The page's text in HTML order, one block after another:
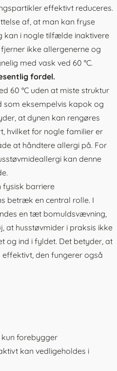
effektivt reduceres.
af, at man kan fryse
kan i nogle tilfælde inaktivere
ikke allergenerne og
med vask ved 60 °C.
fordel.
60 °C uden at miste struktur
som eksempelvis kapok og
at dynen kan rengøres
hvilket for nogle familier er
at håndtere allergi på. For
kan denne
barriere
betræk en central rolle. I
en tæt bomuldsvævning,
at husstøvmider i praksis ikke
og ind i fyldet. Det betyder, at
den fungerer også
forebygger
kan vedligeholdes i